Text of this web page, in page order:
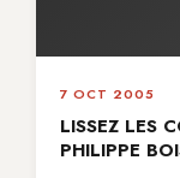
7 OCT 2005
LISSEZ LES
PHILIPPE